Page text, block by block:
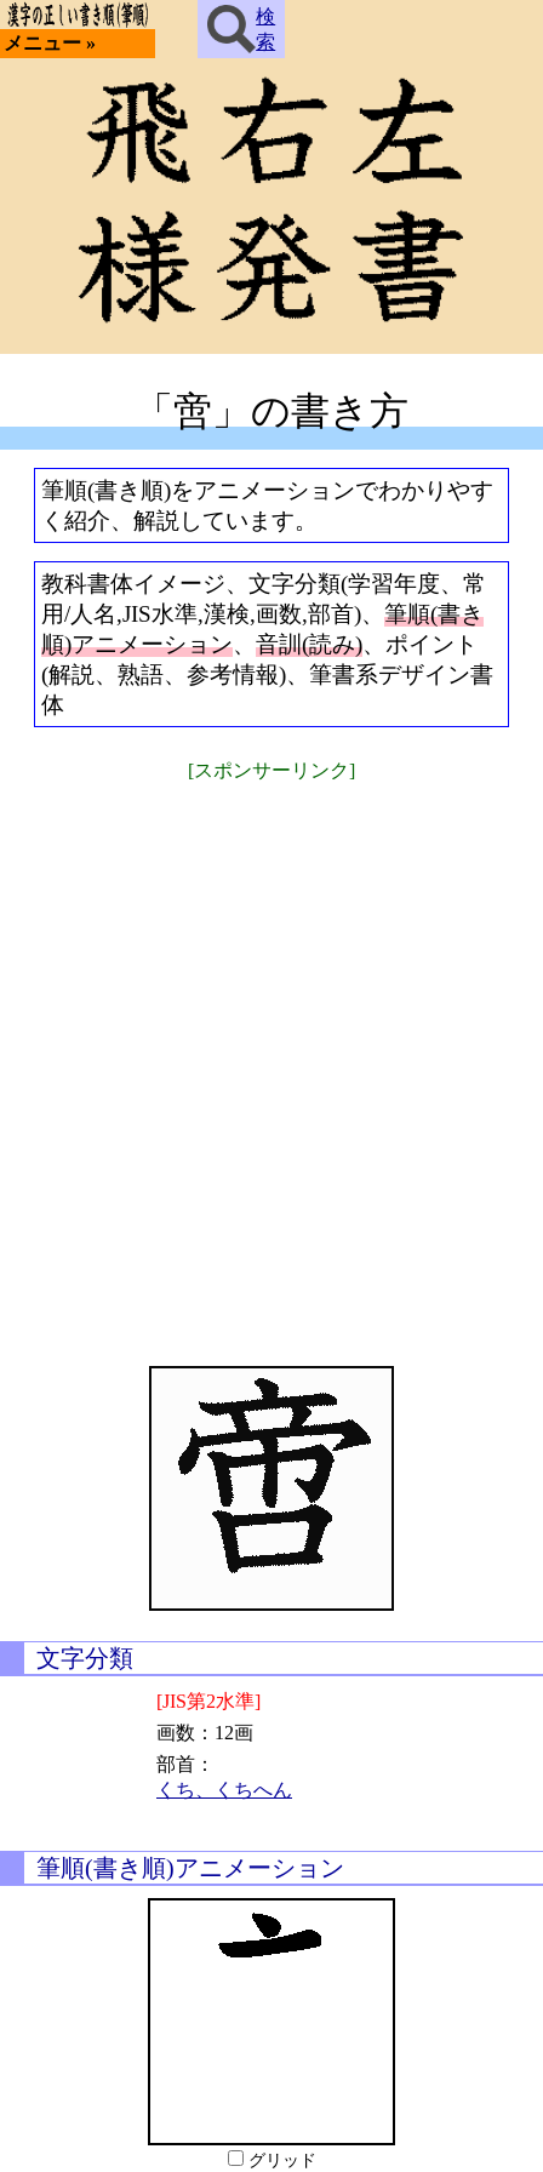
メニュー »
検
索
「啻」の書き方
筆順(書き順)をアニメーションでわかりやす
く紹介、解説しています。
教科書体イメージ、文字分類(学習年度、常
用/人名,JIS水準,漢検,画数,部首)、 筆順(書き
順)アニメーション、 音訓(読み)、ポイント
(解説、熟語、参考情報)、筆書系デザイン書
体
[スポンサーリンク]
文字分類
[JIS第2水準]
画数：12画
部首：
くち、くちへん
筆順(書き順)アニメーション
グリッド